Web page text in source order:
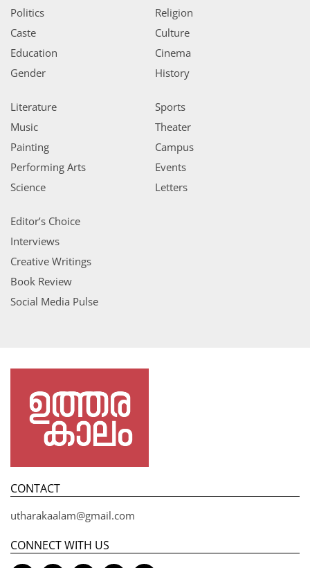
Politics
Caste
Education
Gender
Religion
Culture
Cinema
History
Literature
Music
Painting
Performing Arts
Science
Sports
Theater
Campus
Events
Letters
Editor’s Choice
Interviews
Creative Writings
Book Review
Social Media Pulse
CONTACT
utharakaalam@gmail.com
CONNECT WITH US